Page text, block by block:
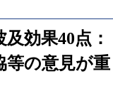
効果40点：
等の意見が重